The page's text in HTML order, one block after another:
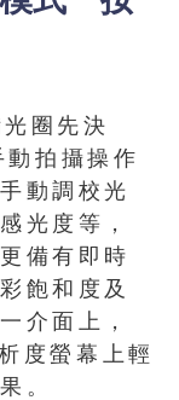
圈先決
拍攝操作
動調校光
光度等，
備有即時
飽和度及
介面上，
度螢幕上輕
。